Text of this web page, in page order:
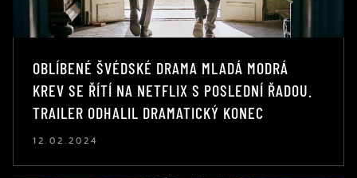
OBLÍBENÉ ŠVÉDSKÉ DRAMA MLADÁ MODRÁ
KREV SE ŘÍTÍ NA NETFLIX S POSLEDNÍ ŘADOU.
TRAILER ODHALIL DRAMATICKÝ KONEC
12.02.2024